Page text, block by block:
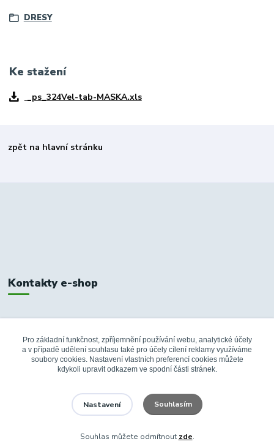
DRESY
Ke stažení
_ps_324Vel-tab-MASKA.xls
zpět na hlavní stránku
Kontakty e-shop
+420 326 748 155
info@fanshopbkboleslav.cz
Pro základní funkčnost, zpříjemnění používání webu, analytické účely
a v případě udělení souhlasu také pro účely cílení reklamy využíváme
soubory cookies. Nastavení vlastních preferencí cookies můžete
kdykoli upravit odkazem ve spodní části stránek.
Nastavení Souhlasím
Souhlas můžete odmítnout zde.